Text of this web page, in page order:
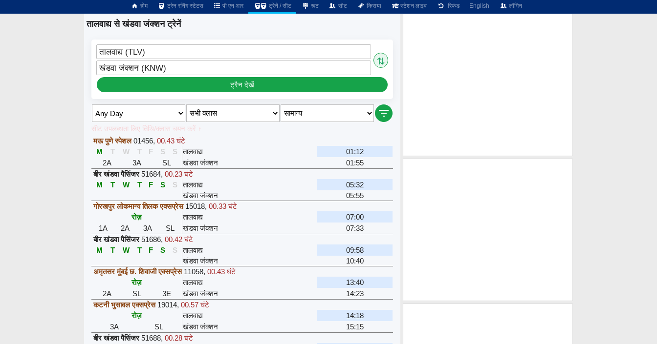
होम ट्रेन रनिंग स्टेटस पी एन आर ट्रेनें / सीट रूट सीट किराया स्टेशन लाइव रिफंड English लॉगिन
तालवाद्य से खंडवा जंक्शन ट्रेनें
तालवाद्य (TLV)
⇅
खंडवा जंक्शन (KNW)
ट्रैन देखें
सीट उपलब्धता लिए तिथि/क्लास चयन करें ↑
मऊ पुणे स्पेशल 01456,00.43 घंटे
M
T W T F S S तालवाद्य
01:12
2A
3A SL खंडवा जंक्शन
01:55
बीर खंडवा पैसिंजर 51684,00.23 घंटे
M
T W T F S S तालवाद्य
05:32
खंडवा जंक्शन
05:55
गोरखपुर लोकमान्य तिलक एक्सप्रेस 15018,00.33 घंटे
रोज़
तालवाद्य
07:00
1A
2A 3A SL खंडवा जंक्शन
07:33
बीर खंडवा पैसिंजर 51686,00.42 घंटे
M
T W T F S S तालवाद्य
09:58
खंडवा जंक्शन
10:40
अमृतसर मुंबई छ. शिवाजी एक्सप्रेस 11058,00.43 घंटे
रोज़
तालवाद्य
13:40
2A
SL 3E खंडवा जंक्शन
14:23
कटनी भुसावल एक्सप्रेस 19014,00.57 घंटे
रोज़
तालवाद्य
14:18
3A
SL खंडवा जंक्शन
15:15
बीर खंडवा पैसिंजर 51688,00.28 घंटे